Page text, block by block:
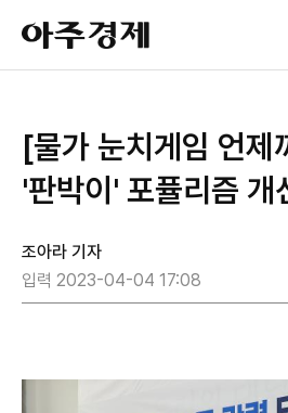
아
주
경
[물가 눈치게임 언
'판박이' 포퓰리즘 개
조아라 기자
입력 2023-04-04 17:08